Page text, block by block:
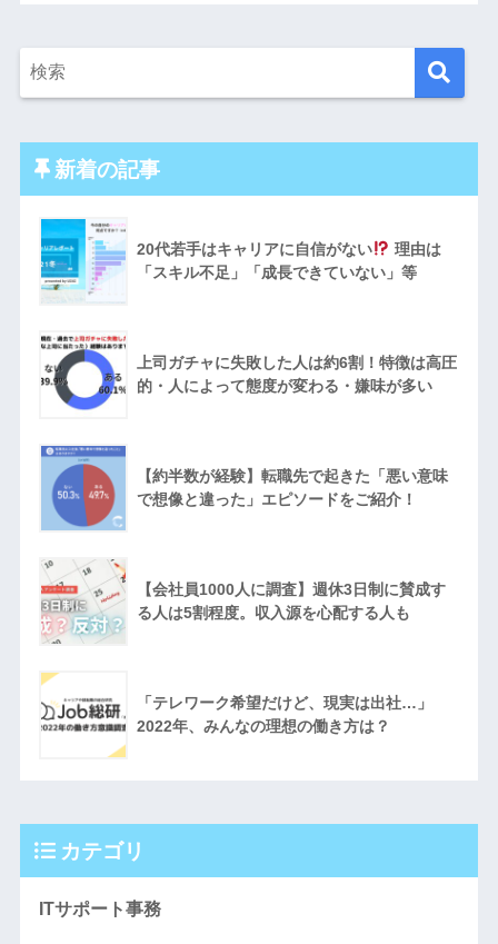
新着の記事
20代若手はキャリアに自信がない
理由は
「スキル不足」「成長できていない」等
上司ガチャに失敗した人は約6割！特徴は高圧
的・人によって態度が変わる・嫌味が多い
【約半数が経験】転職先で起きた「悪い意味
で想像と違った」エピソードをご紹介！
【会社員1000人に調査】週休3日制に賛成す
る人は5割程度。収入源を心配する人も
「テレワーク希望だけど、現実は出社…」
2022年、みんなの理想の働き方は？
カテゴリ
ITサポート事務